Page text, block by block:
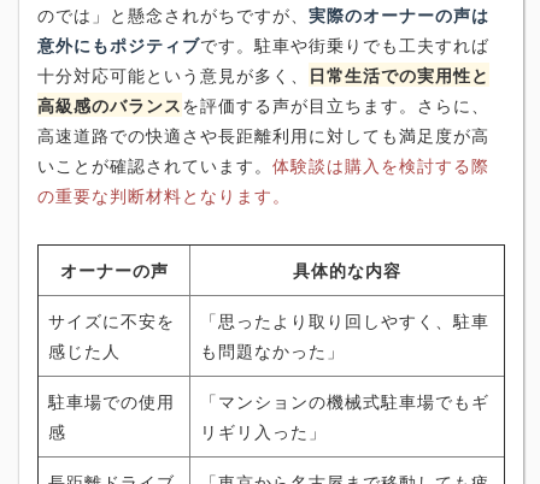
のでは」と懸念されがちですが、 実際のオーナーの声は
意外にもポジティブです。駐車や街乗りでも工夫すれば
十分対応可能という意見が多く、 日常生活での実用性と
高級感のバランスを評価する声が目立ちます。さらに、
高速道路での快適さや長距離利用に対しても満足度が高
いことが確認されています。 体験談は購入を検討する際
の重要な判断材料となります。
オーナーの声 具体的な内容
サイズに不安を
感じた人
「思ったより取り回しやすく、駐車
も問題なかった」
駐車場での使用
感
「マンションの機械式駐車場でもギ
リギリ入った」